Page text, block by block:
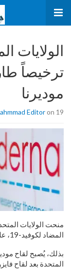
الولايات
ترخيصاً
موديرنا
Editoron 19 ديسمبر، 2020
منحت الولايات
المضاد لكوفيد-19، على ما أعلنت إدارة الغذاء والدواء.
بذلك، يُصبح لقاح
المتحدة بعد لقاح